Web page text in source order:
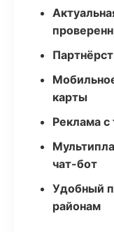
карты
Реклама с
чат-бот
Удобный
районам